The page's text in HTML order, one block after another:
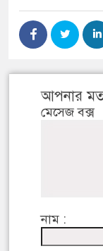
আপনার
মেসেজ বক্স
নাম :